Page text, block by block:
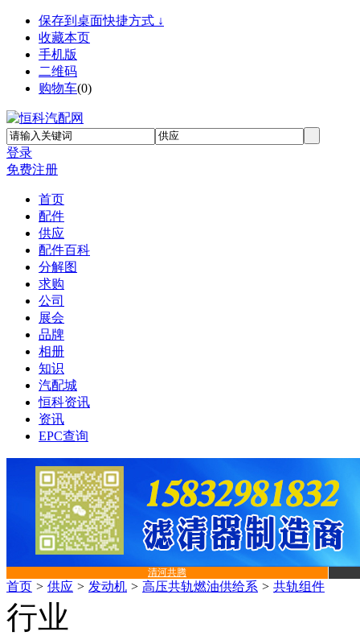
保存到桌面快捷方式 ↓
收藏本页
手机版
二维码
购物车(0)
登录
免费注册
首页
配件
供应
配件百科
分解图
求购
公司
展会
品牌
相册
知识
汽配城
恒科资讯
资讯
EPC查询
清河共腾
首页 > 供应 > 发动机 > 高压共轨燃油供给系 > 共轨组件
行业